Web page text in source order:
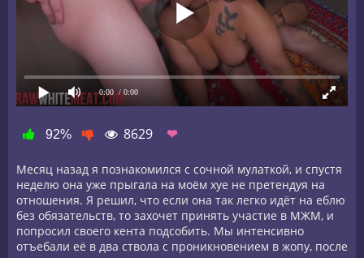
0:00 / 0:00
92% 8629 ❤
Месяц назад я познакомился с сочной мулаткой, и спустя
неделю она уже прыгала на моём хуе не претендуя на
отношения. Я решил, что если она так легко идёт на еблю
без обязательств, то захочет принять участие в МЖМ, и
попросил своего кента подсобить. Мы интенсивно
отъебали её в два ствола с проникновением в жопу, после